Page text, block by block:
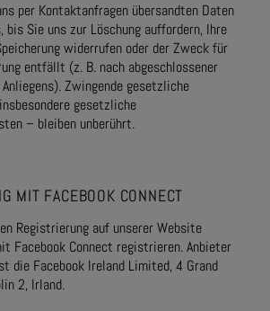
per Kontaktanfragen übersandten Daten
bis Sie uns zur Löschung auffordern, Ihre
widerrufen oder der Zweck für
entfällt (z. B. nach abgeschlossener
Zwingende gesetzliche
gesetzliche
– bleiben unberührt.
MIT FACEBOOK CONNECT
Registrierung auf unserer Website
Facebook Connect registrieren. Anbieter
die Facebook Ireland Limited, 4 Grand
2, Irland.